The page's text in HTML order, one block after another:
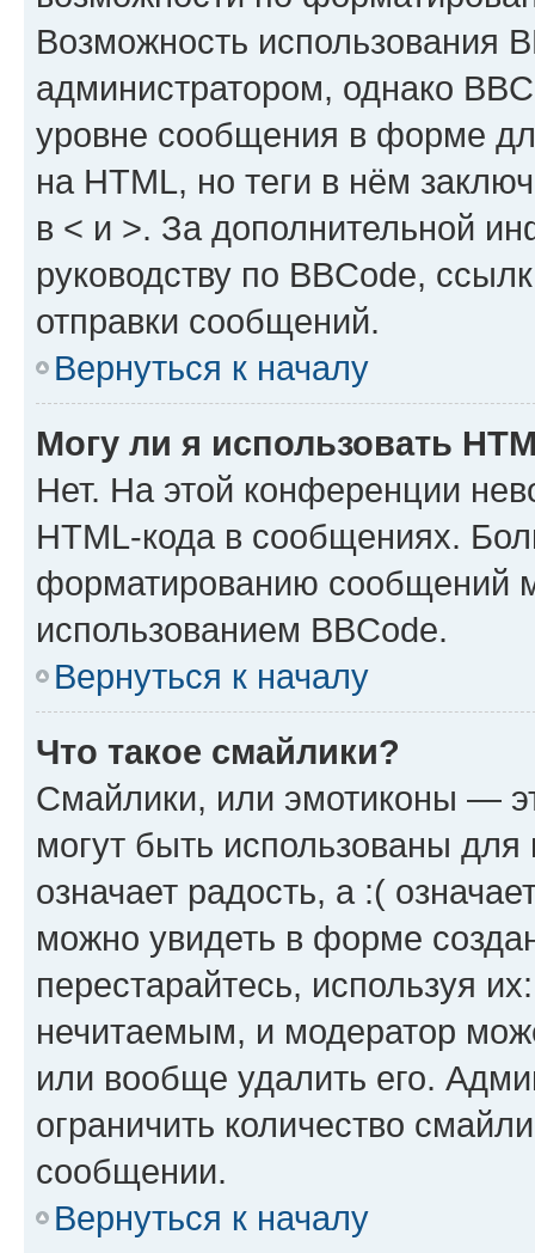
Возможность использования
администратором, однако
уровне сообщения в форме
на HTML, но теги в нём
в < и >. За дополнительной
руководству по BBCode,
отправки сообщений.
Вернуться к началу
Могу ли я использовать
Нет. На этой конференции
HTML-кода в сообщениях.
форматированию сообщений
использованием BBCode.
Вернуться к началу
Что такое смайлики?
Смайлики, или эмотиконы —
могут быть использованы
означает радость, а :(
можно увидеть в форме
перестарайтесь, используя
нечитаемым, и модератор
или вообще удалить его.
ограничить количество
сообщении.
Вернуться к началу